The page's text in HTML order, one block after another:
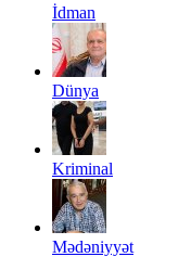
İdman
Dünya
Kriminal
Mədəniyyət